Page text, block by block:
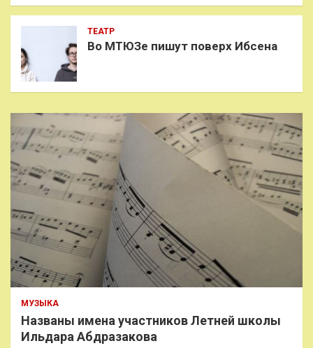
ТЕАТР
Во МТЮЗе пишут поверх Ибсена
МУЗЫКА
Названы имена участников Летней школы
Ильдара Абдразакова